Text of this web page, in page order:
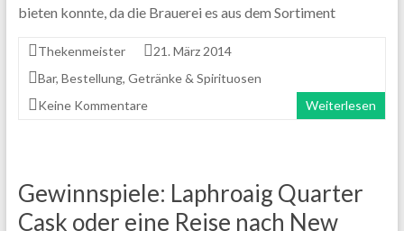
bieten konnte, da die Brauerei es aus dem Sortiment
Thekenmeister
21. März 2014
Bar, Bestellung, Getränke & Spirituosen
Keine Kommentare
Weiterlesen
Gewinnspiele: Laphroaig Quarter
Cask oder eine Reise nach New